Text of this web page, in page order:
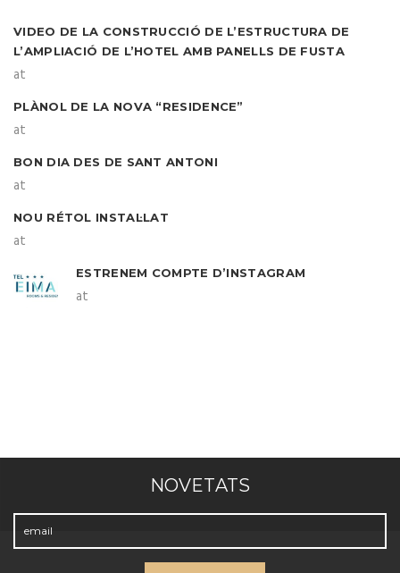
VIDEO DE LA CONSTRUCCIÓ DE L’ESTRUCTURA DE
L’AMPLIACIÓ DE L’HOTEL AMB PANELLS DE FUSTA
at
PLÀNOL DE LA NOVA “RESIDENCE”
at
BON DIA DES DE SANT ANTONI
at
NOU RÉTOL INSTAL·LAT
at
ESTRENEM COMPTE D’INSTAGRAM
at
NOVETATS